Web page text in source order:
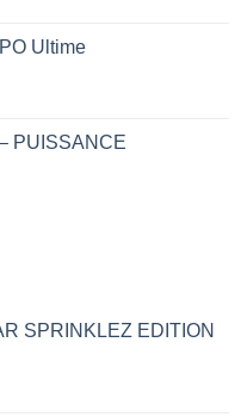
Ultime
PUISSANCE
SPRINKLEZ EDITION